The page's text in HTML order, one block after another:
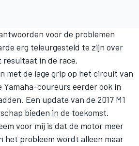
voor de problemen
erg teleurgesteld te zijn over
resultaat in de race.
met de lage grip op het circuit van
coureurs eerder ook in
Een update van de 2017 M1
bieden in de toekomst.
voor mij is dat de motor meer
het probleem wordt alleen maar